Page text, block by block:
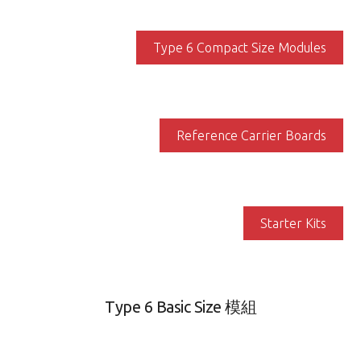
Type 6 Compact Size Modules
Reference Carrier Boards
Starter Kits
Type 6 Basic Size 模組